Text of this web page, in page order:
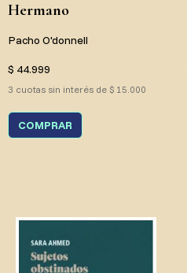
Hermano
Pacho O'donnell
$ 44.999
3 cuotas sin interés de $ 15.000
COMPRAR